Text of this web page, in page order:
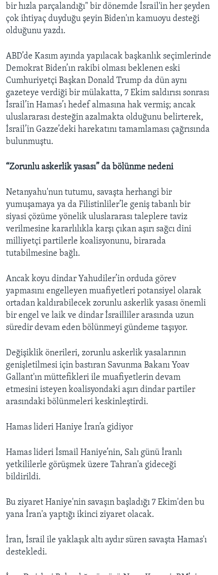
bir hızla parçalandığı" bir dönemde İsrail'in her şeyden
çok ihtiyaç duyduğu şeyin Biden'ın kamuoyu desteği
olduğunu yazdı.
ABD’de Kasım ayında yapılacak başkanlık seçimlerinde
Demokrat Biden’ın rakibi olması beklenen eski
Cumhuriyetçi Başkan Donald Trump da dün aynı
gazeteye verdiği bir mülakatta, 7 Ekim saldırısı sonrası
İsrail’in Hamas’ı hedef almasına hak vermiş; ancak
uluslararası desteğin azalmakta olduğunu belirterek,
İsrail’in Gazze’deki harekatını tamamlaması çağrısında
bulunmuştu.
“Zorunlu askerlik yasası” da bölünme nedeni
Netanyahu'nun tutumu, savaşta herhangi bir
yumuşamaya ya da Filistinliler’le geniş tabanlı bir
siyasi çözüme yönelik uluslararası taleplere taviz
verilmesine kararlılıkla karşı çıkan aşırı sağcı dini
milliyetçi partilerle koalisyonunu, birarada
tutabilmesine bağlı.
Ancak koyu dindar Yahudiler’in orduda görev
yapmasını engelleyen muafiyetleri potansiyel olarak
ortadan kaldırabilecek zorunlu askerlik yasası önemli
bir engel ve laik ve dindar İsrailliler arasında uzun
süredir devam eden bölünmeyi gündeme taşıyor.
Değişiklik önerileri, zorunlu askerlik yasalarının
genişletilmesi için bastıran Savunma Bakanı Yoav
Gallant'ın müttefikleri ile muafiyetlerin devam
etmesini isteyen koalisyondaki aşırı dindar partiler
arasındaki bölünmeleri keskinleştirdi.
Hamas lideri Haniye İran’a gidiyor
Hamas lideri İsmail Haniye’nin, Salı günü İranlı
yetkililerle görüşmek üzere Tahran'a gideceği
bildirildi.
Bu ziyaret Haniye'nin savaşın başladığı 7 Ekim'den bu
yana İran'a yaptığı ikinci ziyaret olacak.
İran, İsrail ile yaklaşık altı aydır süren savaşta Hamas'ı
destekledi.